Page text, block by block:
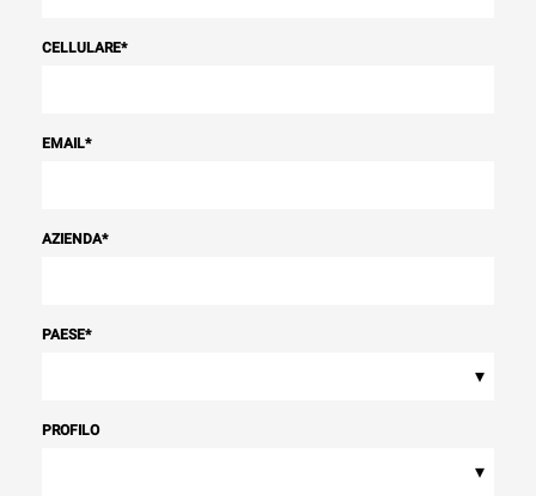
CELLULARE*
EMAIL*
AZIENDA*
PAESE*
▾
PROFILO
▾